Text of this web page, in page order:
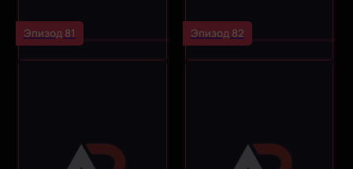
Эпизод 81 Эпизод 82